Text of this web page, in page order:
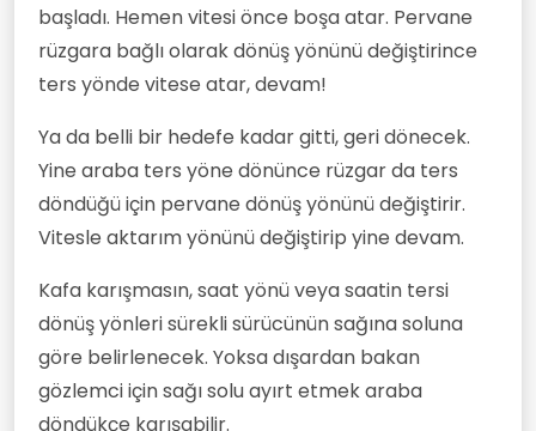
başladı. Hemen vitesi önce boşa atar. Pervane
rüzgara bağlı olarak dönüş yönünü değiştirince
ters yönde vitese atar, devam!
Ya da belli bir hedefe kadar gitti, geri dönecek.
Yine araba ters yöne dönünce rüzgar da ters
döndüğü için pervane dönüş yönünü değiştirir.
Vitesle aktarım yönünü değiştirip yine devam.
Kafa karışmasın, saat yönü veya saatin tersi
dönüş yönleri sürekli sürücünün sağına soluna
göre belirlenecek. Yoksa dışardan bakan
gözlemci için sağı solu ayırt etmek araba
döndükçe karışabilir.